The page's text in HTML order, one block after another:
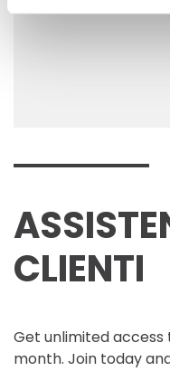
CLIENTI
Get unlimited access
month. Join today